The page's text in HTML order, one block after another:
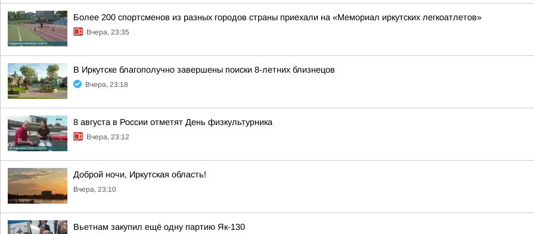
Более 200 спортсменов из разных городов страны приехали на «Мемориал иркутских легкоатлетов»
Вчера, 23:35
В Иркутске благополучно завершены поиски 8-летних близнецов
Вчера, 23:18
8 августа в России отметят День физкультурника
Вчера, 23:12
Доброй ночи, Иркутская область!
Вчера, 23:10
Вьетнам закупил ещё одну партию Як-130